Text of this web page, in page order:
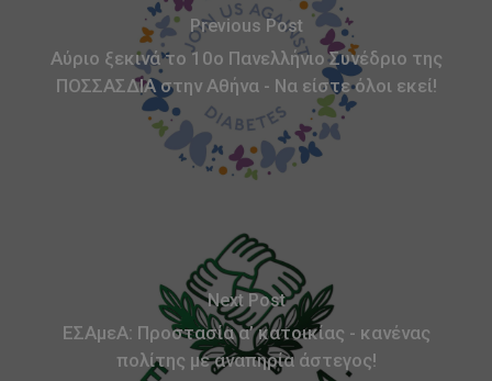
Previous Post
Αύριο ξεκινά το 10ο Πανελλήνιο Συνέδριο της
ΠΟΣΣΑΣΔΙΑ στην Αθήνα - Να είστε όλοι εκεί!
Next Post
ΕΣΑμεΑ: Προστασία α’ κατοικίας - κανένας
πολίτης με αναπηρία άστεγος!